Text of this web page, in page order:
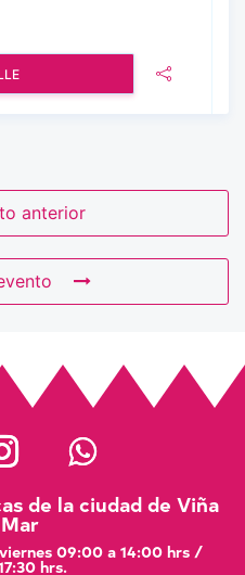
anterior
de la ciudad de Viña
09:00 a 14:00 hrs /
hrs.